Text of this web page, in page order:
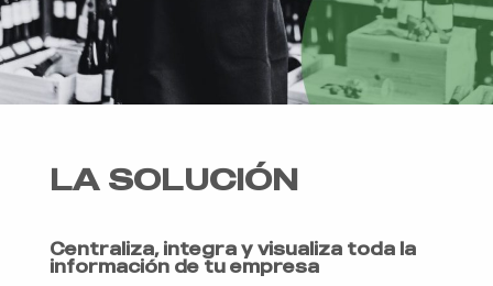
LA SOLUCIÓN
Centraliza, integra y visualiza toda la
información de tu empresa